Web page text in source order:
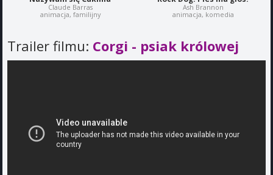
Claude Barras
animacja, familijny
Ash Brannon
animacja, komedia
Trailer filmu: Corgi - psiak królowej